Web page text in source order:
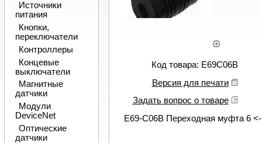
Код товара: E69C06B
Версия для печати
Задать вопрос о товаре
E69-C06B Переходная муфта 6
Источники
питания
Кнопки,
переключатели
Контроллеры
Концевые
выключатели
Магнитные
датчики
Модули
DeviceNet
Оптические
датчики